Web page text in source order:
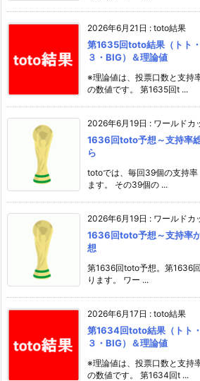
2026年6月21日 : toto結果
第1635回toto結果（トト
３・BIG）＆理論値
※理論値は、投票口数と支持
の数値です。 第1635回t ...
2026年6月19日 : ワールドカ
1636回toto予想～支持率
ら
totoでは、毎回39個の支持
ます。 その39個の ...
2026年6月19日 : ワールドカ
1636回toto予想～支持率
想
第1636回toto予想。第1636
ります。 ワー ...
2026年6月17日 : toto結果
第1634回toto結果（トト
３・BIG）＆理論値
※理論値は、投票口数と支持
の数値です。 第1634回t ...